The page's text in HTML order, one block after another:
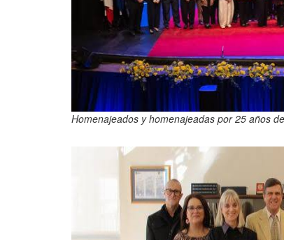
Homenajeados y homenajeadas por 25 años